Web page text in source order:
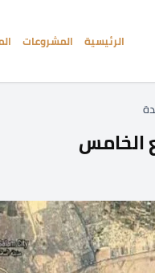
الرئيسية المشروعات
الخامس